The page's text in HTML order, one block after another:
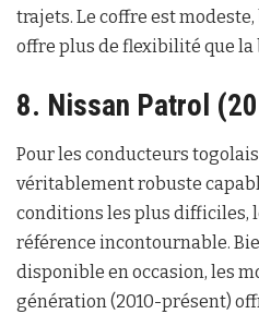
trajets. Le coffre est
offre plus de flexibilité que la
8. Nissan Patrol
Pour les conducteurs
véritablement robuste
conditions les plus difficiles,
référence incontournable.
disponible en occasion, les
génération (2010-présent)